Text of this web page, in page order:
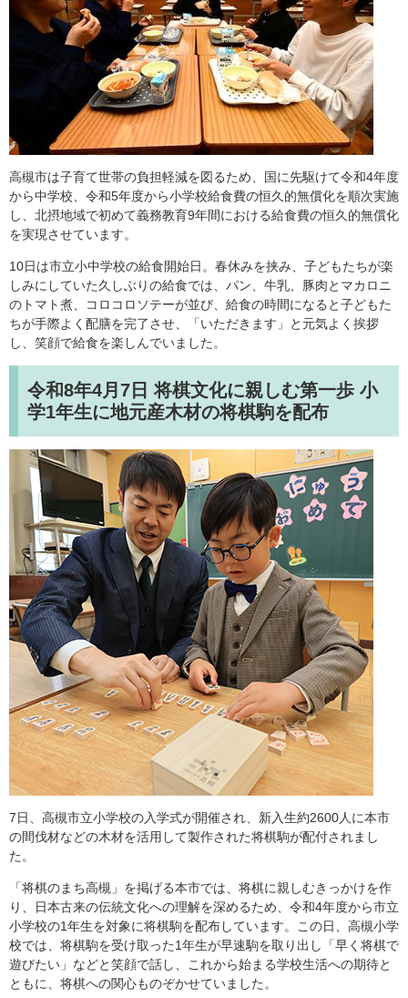
高槻市は子育て世帯の負担軽減を図るため、国に先駆けて令和4年度
から中学校、令和5年度から小学校給食費の恒久的無償化を順次実施
し、北摂地域で初めて義務教育9年間における給食費の恒久的無償化
を実現させています。
10日は市立小中学校の給食開始日。春休みを挟み、子どもたちが楽
しみにしていた久しぶりの給食では、パン、牛乳、豚肉とマカロニ
のトマト煮、コロコロソテーが並び、給食の時間になると子どもた
ちが手際よく配膳を完了させ、「いただきます」と元気よく挨拶
し、笑顔で給食を楽しんでいました。
令和8年4月7日 将棋文化に親しむ第一歩 小
学1年生に地元産木材の将棋駒を配布
7日、高槻市立小学校の入学式が開催され、新入生約2600人に本市
の間伐材などの木材を活用して製作された将棋駒が配付されまし
た。
「将棋のまち高槻」を掲げる本市では、将棋に親しむきっかけを作
り、日本古来の伝統文化への理解を深めるため、令和4年度から市立
小学校の1年生を対象に将棋駒を配布しています。この日、高槻小学
校では、将棋駒を受け取った1年生が早速駒を取り出し「早く将棋で
遊びたい」などと笑顔で話し、これから始まる学校生活への期待と
ともに、将棋への関心ものぞかせていました。